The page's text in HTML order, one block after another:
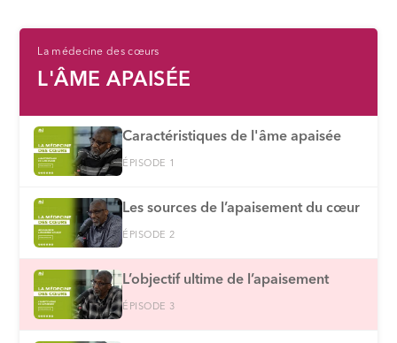
La médecine des cœurs
L'ÂME APAISÉE
Caractéristiques de l'âme apaisée
ÉPISODE 1
Les sources de l’apaisement du cœur
ÉPISODE 2
L’objectif ultime de l’apaisement
ÉPISODE 3